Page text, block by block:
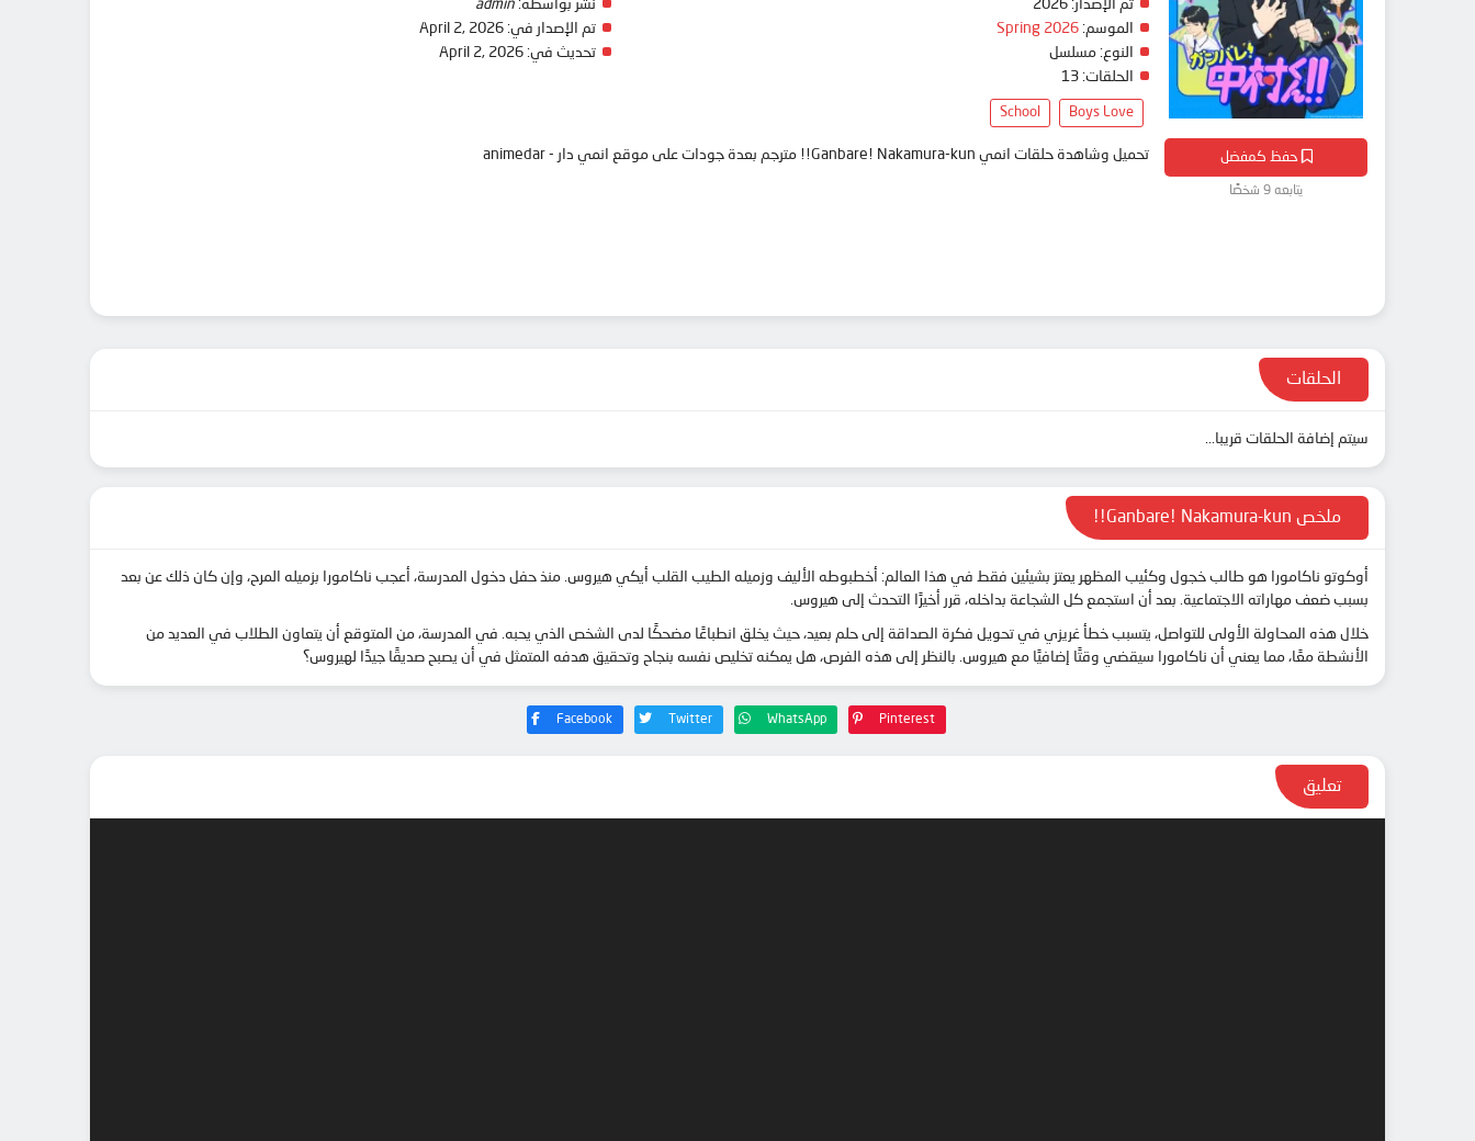
حفظ كمفضل
يتابعه 9 شخصًا
تم الإصدار:
الموسم: Spring 2026
النوع: مسلسل
الحلقات:
نشر بواسطة: admin
تم الإصدار في: April 2, 2026
تحديث في: April 2, 2026
Boys Love
School
تحميل وشاهدة حلقات انمي Ganbare! Nakamura-kun!! مترجم بعدة جودات على موقع انمي دار - animedar
الحلقات
سيتم إضافة الحلقات قريبا...
ملخص Ganbare! Nakamura-kun!!
أوكوتو ناكامورا هو طالب خجول وكئيب المظهر يعتز بشيئين فقط في هذا العالم: أخطبوطه الأليف وزميله الطيب القلب أيكي هيروس. منذ حفل دخول المدرسة، أعجب ناكامورا بزميله المرح، وإن كان ذلك عن بعد
بسبب ضعف مهاراته الاجتماعية. بعد أن استجمع كل الشجاعة بداخله، قرر أخيرًا التحدث إلى هيروس.
خلال هذه المحاولة الأولى للتواصل، يتسبب خطأ غريزي في تحويل فكرة الصداقة إلى حلم بعيد، حيث يخلق انطباعًا مضحكًا لدى الشخص الذي يحبه. في المدرسة، من المتوقع أن يتعاون الطلاب في العديد من
الأنشطة معًا، مما يعني أن ناكامورا سيقضي وقتًا إضافيًا مع هيروس. بالنظر إلى هذه الفرص، هل يمكنه تخليص نفسه بنجاح وتحقيق هدفه المتمثل في أن يصبح صديقًا جيدًا لهيروس؟
Facebook Twitter WhatsApp Pinterest
تعليق